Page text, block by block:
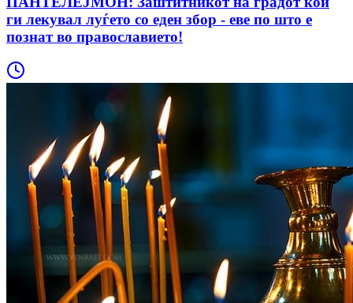
ги лекувал луѓето со еден збор - еве по што е
познат во православието!